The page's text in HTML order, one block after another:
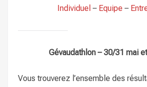
Individuel – Equipe –
Gévaudathlon – 30/31 mai
Vous trouverez l’ensemble des